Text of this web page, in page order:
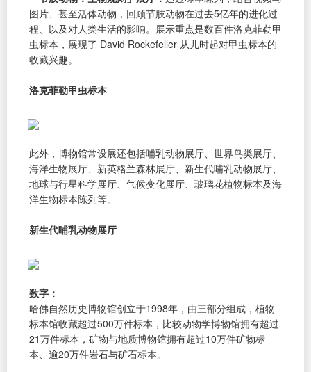
图片、甚至活体动物，回顾节肢动物在过去5亿年的进化过
程、以及对人类生活的影响。展示重点是数百件洛克菲勒甲
虫标本，展现了 David Rockefeller 从儿时起对甲虫标本的
收藏兴趣。
洛克菲勒甲虫标本
此外，博物馆常设展还包括哺乳动物展厅、世界鸟类展厅、
海洋生物展厅、新英格兰森林展厅、新生代哺乳动物展厅、
地球与行星科学展厅、气候变化展厅、玻璃花植物标本及海
洋生物标本陈列等。
新生代哺乳动物展厅
数字：
哈佛自然历史博物馆创立于1998年，由三部分组成，植物
标本馆收藏超过500万件标本，比较动物学博物馆拥有超过
21万件标本，矿物与地质博物馆拥有超过10万件矿物标
本、逾20万件岩石与矿石标本。